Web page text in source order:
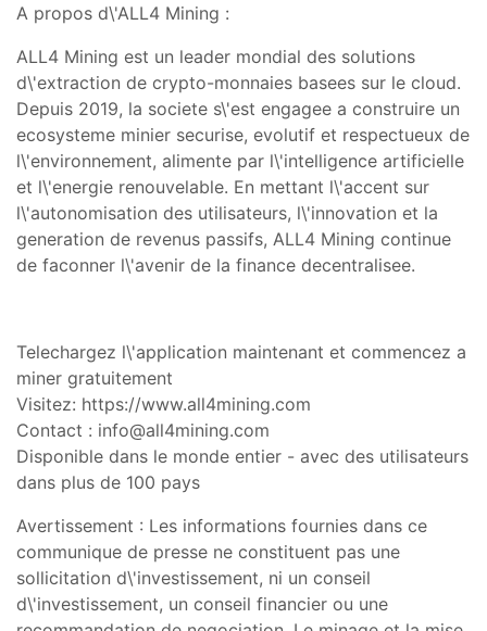
A propos d\'ALL4 Mining :
ALL4 Mining est un leader mondial des solutions
d\'extraction de crypto-monnaies basees sur le cloud.
Depuis 2019, la societe s\'est engagee a construire un
ecosysteme minier securise, evolutif et respectueux de
l\'environnement, alimente par l\'intelligence artificielle
et l\'energie renouvelable. En mettant l\'accent sur
l\'autonomisation des utilisateurs, l\'innovation et la
generation de revenus passifs, ALL4 Mining continue
de faconner l\'avenir de la finance decentralisee.
Telechargez l\'application maintenant et commencez a
miner gratuitement
Visitez: https://www.all4mining.com
Contact : info@all4mining.com
Disponible dans le monde entier - avec des utilisateurs
dans plus de 100 pays
Avertissement : Les informations fournies dans ce
communique de presse ne constituent pas une
sollicitation d\'investissement, ni un conseil
d\'investissement, un conseil financier ou une